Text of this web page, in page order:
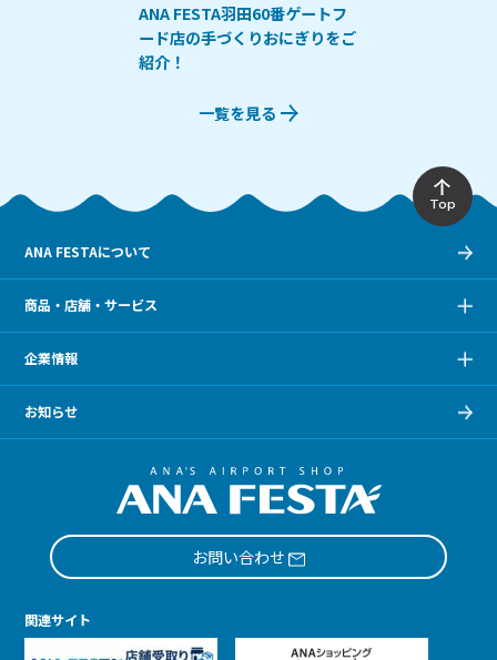
ANA FESTA羽田60番ゲートフ
ード店の手づくりおにぎりをご
紹介！
一覧を見る
Top
ANA FESTAについて
商品・店舗・サービス
企業情報
お知らせ
お問い合わせ
関連サイト